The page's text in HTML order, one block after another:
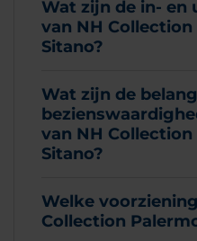
Wat zijn de in-
van NH
Sitano?
Wat zijn de
van NH
Sitano?
Welke
Collection